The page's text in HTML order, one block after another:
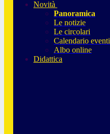
Novità
Panoramica
Le notizie
Le circolari
Calendario eventi
Albo online
Didattica